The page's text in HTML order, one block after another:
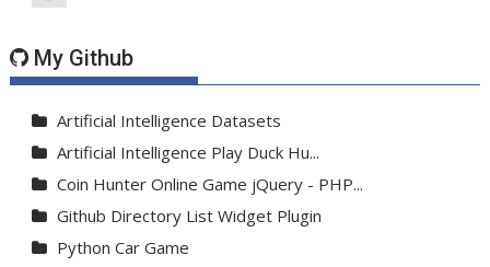
My Github
Artificial Intelligence Datasets
Artificial Intelligence Play Duck Hu...
Coin Hunter Online Game jQuery - PHP...
Github Directory List Widget Plugin
Python Car Game